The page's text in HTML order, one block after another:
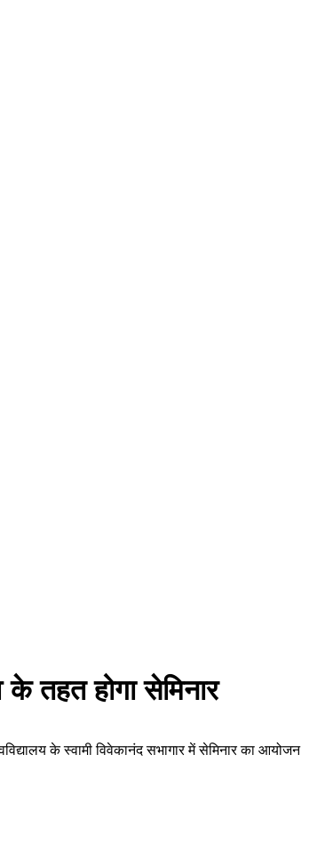
के तहत होगा सेमिनार
के स्वामी विवेकानंद सभागार में सेमिनार का आयोजन